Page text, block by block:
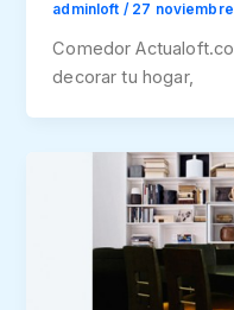
adminloft / 27
Comedor
decorar tu hogar,